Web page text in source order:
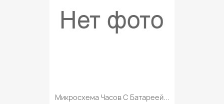
Микросхема Часов С Батареей...